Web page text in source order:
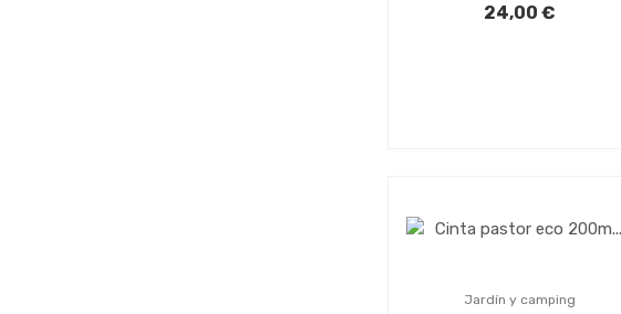
24,00 €
Jardín y camping